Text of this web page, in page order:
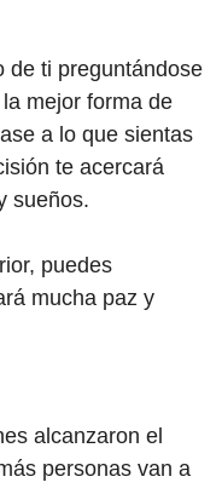
de ti preguntándose
mejor forma de
a lo que sientas
te acercará
sueños.
puedes
mucha paz y
alcanzaron el
personas van a